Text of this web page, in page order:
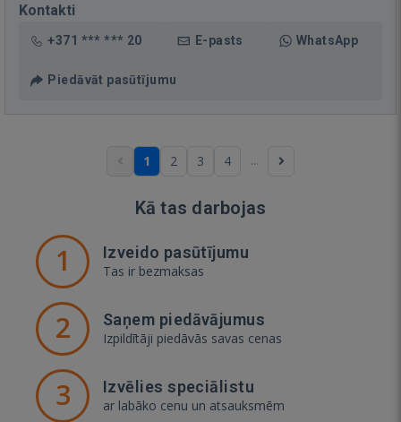
Kontakti
+371 *** *** 20 E-pasts WhatsApp
Piedāvāt pasūtījumu
1 2 3 4 ...
Kā tas darbojas
1 Izveido pasūtījumu
Tas ir bezmaksas
2 Saņem piedāvājumus
Izpildītāji piedāvās savas cenas
3 Izvēlies speciālistu
ar labāko cenu un atsauksmēm